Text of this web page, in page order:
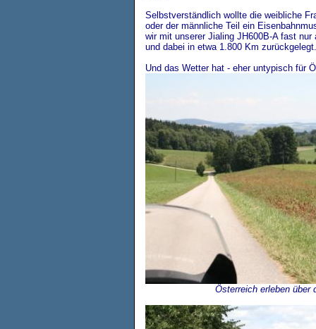
Selbstverständlich wollte die weibliche
oder der männliche Teil ein
wir mit unserer Jialing JH600B-A fast
und dabei in etwa 1.800 Km zurückgelegt.
Und das Wetter hat - eher untypisch für
Österreich erleben über